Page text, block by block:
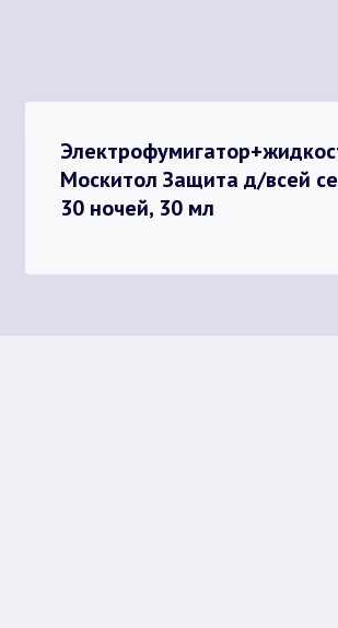
Москитол Защита д/всей
30 ночей, 30 мл